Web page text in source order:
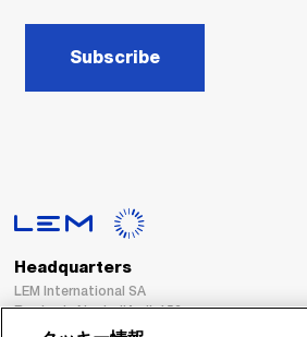
Subscribe
Headquarters
LEM International SA
Route du Nant-d’Avril, 152
1217 Meyrin